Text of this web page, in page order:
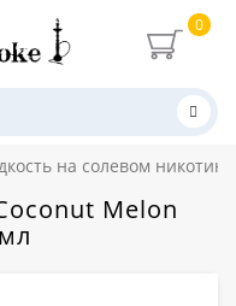
0
на солевом
Melon